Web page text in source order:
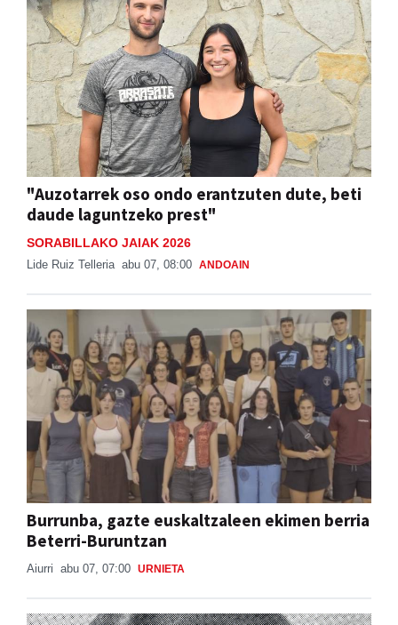
"Auzotarrek oso ondo erantzuten dute, beti
daude laguntzeko prest"
SORABILLAKO JAIAK 2026
Lide Ruiz Telleria abu 07, 08:00 ANDOAIN
Burrunba, gazte euskaltzaleen ekimen berria
Beterri-Buruntzan
Aiurri abu 07, 07:00 URNIETA